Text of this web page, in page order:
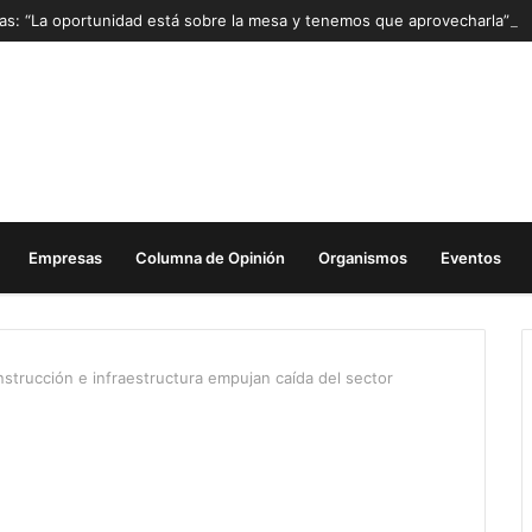
“La oportunidad está sobre la mesa y tenemos que aprovecharla”
Empresas Columna de Opinión Organismos Eventos
e infraestructura empujan caída del sector